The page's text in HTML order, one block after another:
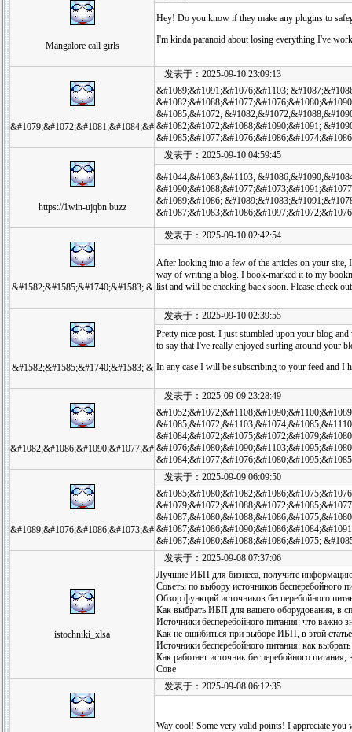
Mangalore call girls
Hey! Do you know if they make any plugins to
I'm kinda paranoid about losing everything I've
&#1079;&#1072;&#1081;&#1084;&#
发表于：2025-09-10 23:09:13
&#1089;&#1091;&#1076;&#1103;
&#1085;&#1072;
&#1082;&#1072;&#1088;&#1090;&#1091;
https://1win-ujqbn.buzz
发表于：2025-09-10 04:59:45
&#1044;&#1083;&#1103;
&#1089;&#1086;
&#1582;&#1585;&#1740;&#1583; &
发表于：2025-09-10 02:42:54
After looking into a few of the articles on your site,
way of writing a blog. I book-marked it to my
list and will be checking back soon. Please check
&#1582;&#1585;&#1740;&#1583; &
发表于：2025-09-10 02:39:55
Pretty nice post. I just stumbled upon your blog and
to say that I've really enjoyed surfing around your
In any case I will be subscribing to your feed and I
&#1082;&#1086;&#1090;&#1077;&#
发表于：2025-09-09 23:28:49
&#1089;&#1076;&#1086;&#1073;&#
发表于：2025-09-09 06:09:50
&#1087;&#1080;&#1088;&#1086;&#1075;
istochniki_xlsa
发表于：2025-09-08 07:37:06
Лучшие ИБП для бизнеса, получите
Советы по выбору источников бесперебойного
Обзор функций источников бесперебойного
Как выбрать ИБП для вашего оборудования, в
Источники бесперебойного питания: что важно
Как не ошибиться при выборе ИБП, в этой
Источники бесперебойного питания: как
Как работает источник бесперебойного питания,
Сове
发表于：2025-09-08 06:12:35
Way cool! Some very valid points! I appreciate